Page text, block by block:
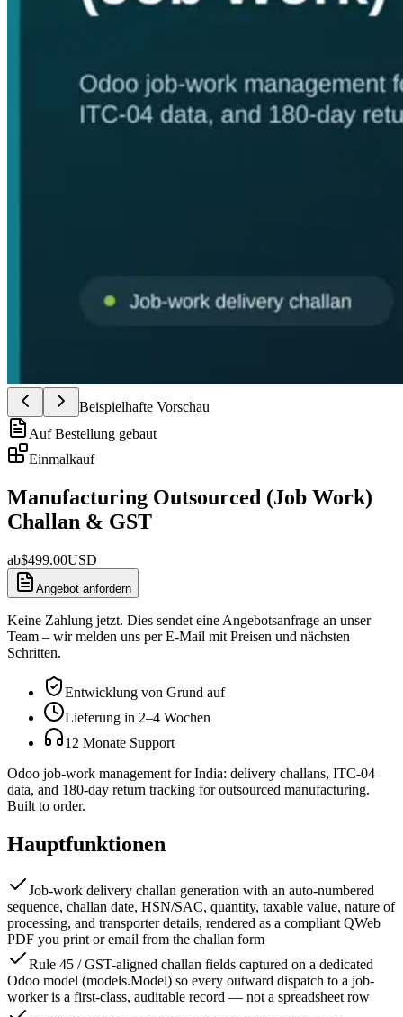
Beispielhafte Vorschau
Auf Bestellung gebaut
Einmalkauf
Manufacturing Outsourced (Job Work)
Challan & GST
ab$499.00USD
Angebot anfordern
Keine Zahlung jetzt. Dies sendet eine Angebotsanfrage an unser
Team – wir melden uns per E-Mail mit Preisen und nächsten
Schritten.
Entwicklung von Grund auf
Lieferung in 2–4 Wochen
12 Monate Support
Odoo job-work management for India: delivery challans, ITC-04
data, and 180-day return tracking for outsourced manufacturing.
Built to order.
Hauptfunktionen
Job-work delivery challan generation with an auto-numbered
sequence, challan date, HSN/SAC, quantity, taxable value, nature of
processing, and transporter details, rendered as a compliant QWeb
PDF you print or email from the challan form
Rule 45 / GST-aligned challan fields captured on a dedicated
Odoo model (models.Model) so every outward dispatch to a job-
worker is a first-class, auditable record — not a spreadsheet row